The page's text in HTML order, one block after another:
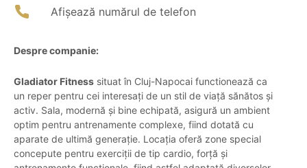
Afișează numărul de telefon
Despre companie:
Gladiator Fitness situat în Cluj-Napocai functionează ca
un reper pentru cei interesați de un stil de viață sănătos și
activ. Sala, modernă și bine echipată, asigură un ambient
optim pentru antrenamente complexe, fiind dotată cu
aparate de ultimă generație. Locația oferă zone special
concepute pentru exerciții de tip cardio, forță și